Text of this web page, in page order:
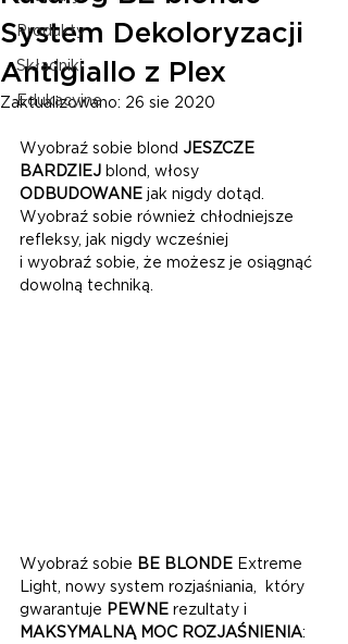
Produkty
Składniki
Edukacyjne
System Dekoloryzacji
Antigiallo z Plex
Zaktualizowano: 26 sie 2020
Wyobraź sobie blond JESZCZE
BARDZIEJ blond, włosy
ODBUDOWANE jak nigdy dotąd.
Wyobraź sobie również chłodniejsze
refleksy, jak nigdy wcześniej
i wyobraź sobie, że możesz je osiągnąć
dowolną techniką.
Wyobraź sobie BE BLONDE Extreme
Light, nowy system rozjaśniania,  który
gwarantuje PEWNE rezultaty i
MAKSYMALNĄ MOC ROZJAŚNIENIA: